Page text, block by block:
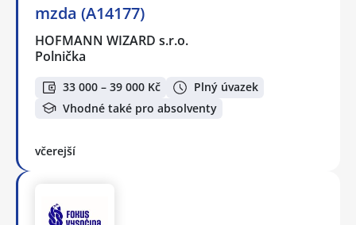
mzda (A14177)
HOFMANN WIZARD s.r.o.
Polnička
33 000 – 39 000 Kč
Plný úvazek
Vhodné také pro absolventy
včerejší